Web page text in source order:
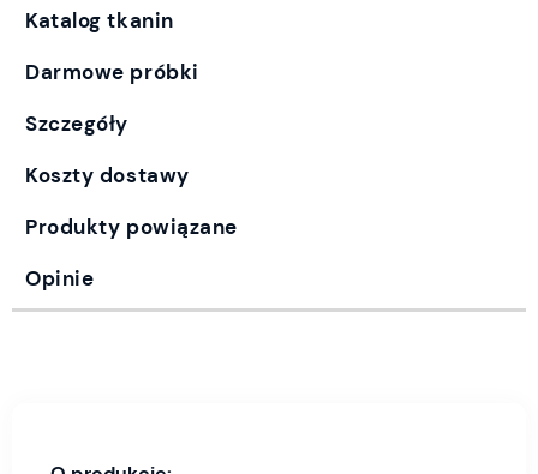
Katalog tkanin
Darmowe próbki
Szczegóły
Koszty dostawy
Produkty powiązane
Opinie